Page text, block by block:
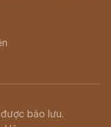
bảo lưu.